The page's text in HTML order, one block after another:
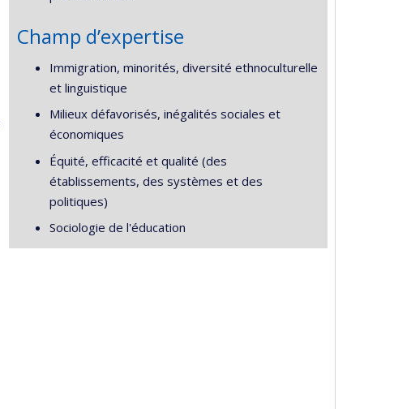
Champ d’expertise
Immigration, minorités, diversité ethnoculturelle
et linguistique
Milieux défavorisés, inégalités sociales et
économiques
Équité, efficacité et qualité (des
établissements, des systèmes et des
politiques)
Sociologie de l'éducation